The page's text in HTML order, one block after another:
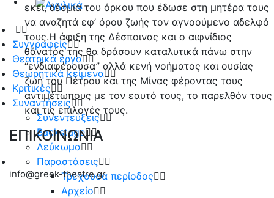
Συγγραφείς
Θεατρικά έργα
Θεωρητικά κείμενα
Κριτικές
Συναντήσεις
Συνεντεύξεις
Backstage
Λεύκωμα
Παραστάσεις
Τρέχουσα περίοδος
Αρχείο
εκεί, δέσμια του όρκου που έδωσε στη μητέρα τους
να αναζητά εφ’ όρου ζωής τον αγνοούμενο αδελφό
τους.Η άφιξη της Δέσποινας και ο αιφνίδιος
θάνατός της θα δράσουν καταλυτικά πάνω στην
“ενδιαφέρουσα” αλλά κενή νοήματος και ουσίας
ζωή του Πέτρου και της Μίνας φέροντας τους
αντιμέτωπους με τον εαυτό τους, το παρελθόν τους
και τις επιλογές τους.
ΕΠΙΚΟΙΝΩΝΙΑ
info@greek-theatre.gr